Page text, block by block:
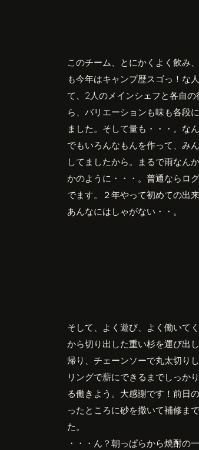
このチーム、とにかくよく飲み
も今年はキャンプ歴スゴっ！な
て、2人のメインシェフと各自
ら、バリエーションも味も各段
ました。そして量も・・・。な
でもいろんなもんを作って、み
してましたから。まるで雨なん
かのように・・・。普通ならロ
でます。２年やって初めての出
あんなにはしゃがない・・。
そして、よく遊び、よく働いて
から切り出した重い杉を運び出
帰り、チェーンソーで丸太切り
リングで薪にできるまでしっか
る働きよう。大感謝です！前日
ったところに砂を撒いて補修ま
た。
・・・ん？朝っぱらから焼酎の